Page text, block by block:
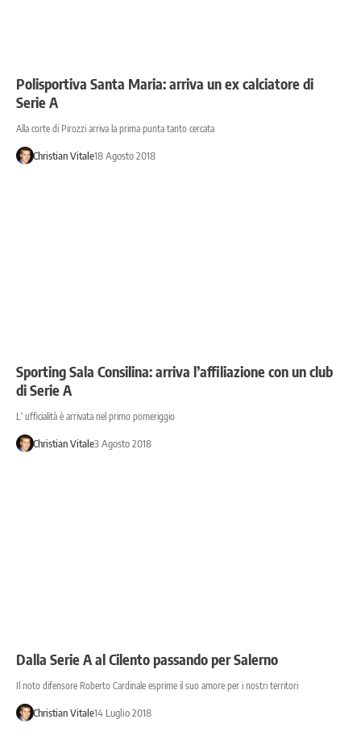
Polisportiva Santa Maria: arriva un ex calciatore di
Serie A
Alla corte di Pirozzi arriva la prima punta tanto cercata
Christian Vitale18 Agosto 2018
Sporting Sala Consilina: arriva l’affiliazione con un club
di Serie A
L' ufficialità è arrivata nel primo pomeriggio
Christian Vitale3 Agosto 2018
Dalla Serie A al Cilento passando per Salerno
Il noto difensore Roberto Cardinale esprime il suo amore per i nostri territori
Christian Vitale14 Luglio 2018